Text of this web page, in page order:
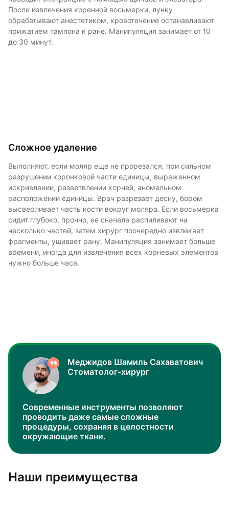
После извлечения коренной восьмерки, лунку
обрабатывают анестетиком, кровотечение останавливают
прижатием тампона к ране. Манипуляция занимает от 10
до 30 минут.
Сложное удаление
Выполняют, если моляр еще не прорезался, при сильном
разрушении коронковой части единицы, выраженном
искривлении, разветвлении корней, аномальном
расположении единицы. Врач разрезает десну, бором
высверливает часть кости вокруг моляра. Если восьмерка
сидит глубоко, прочно, ее сначала распиливают на
несколько частей, затем хирург поочередно извлекает
фрагменты, ушивает рану. Манипуляция занимает больше
времени, иногда для извлечения всех корневых элементов
нужно больше часа.
Меджидов Шамиль Сахаватович
Стоматолог-хирург
Современные инструменты позволяют
проводить даже самые сложные
процедуры, сохраняя в целостности
окружающие ткани.
Наши преимущества